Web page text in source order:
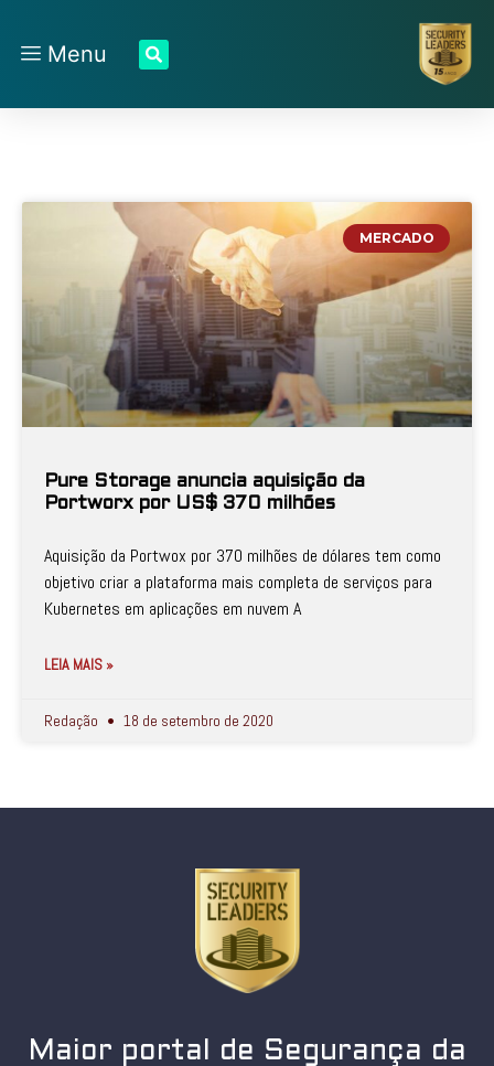
Menu
MERCADO
Pure Storage anuncia aquisição da
Portworx por US$ 370 milhões
Aquisição da Portwox por 370 milhões de dólares tem como
objetivo criar a plataforma mais completa de serviços para
Kubernetes em aplicações em nuvem A
LEIA MAIS »
Redação 18 de setembro de 2020
Maior portal de Segurança da